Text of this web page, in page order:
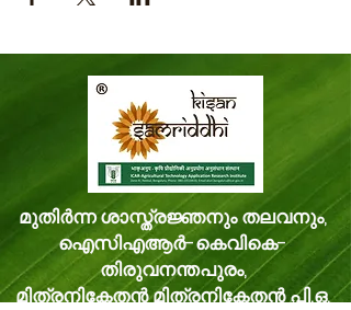
മുതിർന്ന ശാസ്ത്രജ്ഞനും തലവനും,
ഐസിഎആർ-കെവികെ-
തിരുവനന്തപുരം,
മിത്രനികേതൻ മിത്രനികേതൻ പി.ഒ.